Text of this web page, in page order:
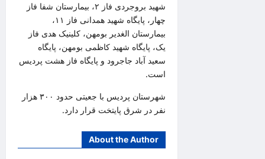
شهید بروجردی فاز ۲، بیمارستان شفا فاز
چهار، پایگاه شهید همدانی فاز ۱۱،
بیمارستان الغدیر بومهن، کلینیک هدی فاز
یک، پایگاه شهید کاظمی بومهن، پایگاه
سعید آباد جاجرود و پایگاه فاز هشت پردیس
است.
شهرستان پردیس با جعیتی حدود ۳۰۰ هزار
نفر در شرق پایتخت قرار دارد.
About the Author